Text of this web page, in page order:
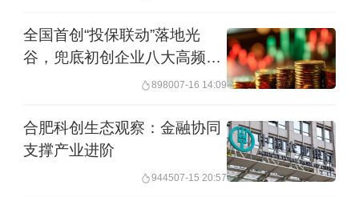
科技企业合理估值？传统抵押品逻辑在
温天：这正是核心难题所在。谷歌、微
软、英伟达的高市值，难以用固定资产
解释，背后是技术平台、专利与品牌等
全国首创“投保联动”落地光
谷，兜底初创企业八大高频风
898007-16 14:09
合肥科创生态观察：金融协同
支撑产业进阶
944507-15 20:57